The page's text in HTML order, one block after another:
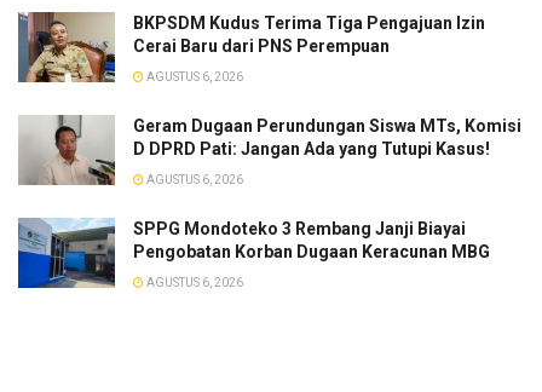
BKPSDM Kudus Terima Tiga Pengajuan Izin
Cerai Baru dari PNS Perempuan
AGUSTUS 6, 2026
Geram Dugaan Perundungan Siswa MTs, Komisi
D DPRD Pati: Jangan Ada yang Tutupi Kasus!
AGUSTUS 6, 2026
SPPG Mondoteko 3 Rembang Janji Biayai
Pengobatan Korban Dugaan Keracunan MBG
AGUSTUS 6, 2026